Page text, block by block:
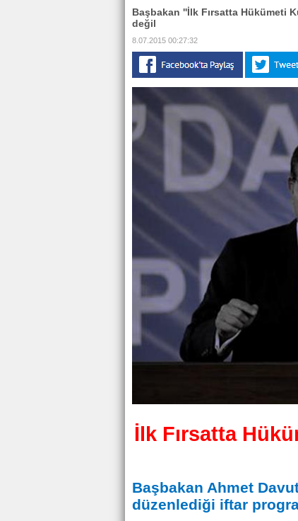
Başbakan ''İlk Fırsatta Hükümeti
değil
8.07.2015 00:27:32
İlk Fırsatta
Başbakan Ahmet
düzenlediği iftar